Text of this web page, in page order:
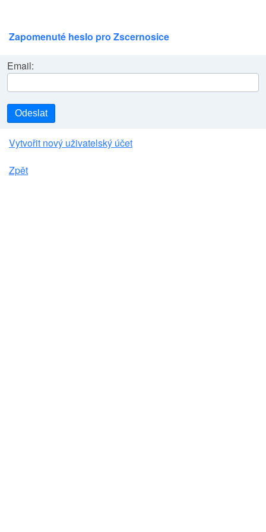
Zapomenuté heslo pro Zscernosice
Email:
Odeslat
Vytvořit nový uživatelský účet
Zpět